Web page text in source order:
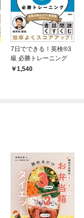
7日でできる！英検®3
級 必勝トレーニング
1,540